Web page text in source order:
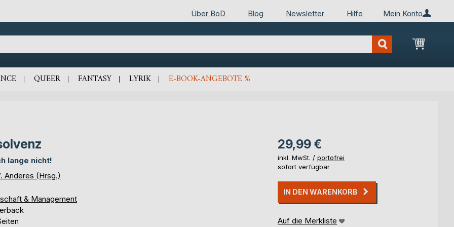
Mein Konto
Über BoD Blog Newsletter Hilfe
Mein
QUEER FANTASY LYRIK E-BOOK-ANGEBOTE %
lange nicht!
Anderes (Hrsg.)
& Management
29,99 €
inkl. MwSt. / portofrei
sofort verfügbar
IN DEN WARENKORB
Auf die Merkliste